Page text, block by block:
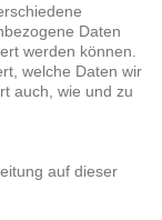
Daten
werden können.
welche Daten wir
auch, wie und zu
auf dieser